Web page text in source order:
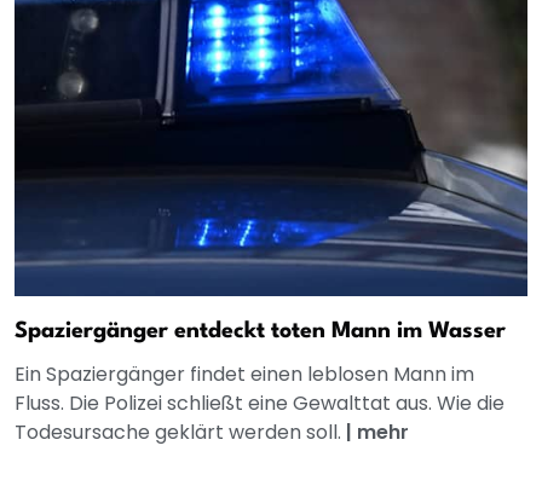
Spaziergänger entdeckt toten Mann im Wasser
Ein Spaziergänger findet einen leblosen Mann im
Fluss. Die Polizei schließt eine Gewalttat aus. Wie die
Todesursache geklärt werden soll. | mehr